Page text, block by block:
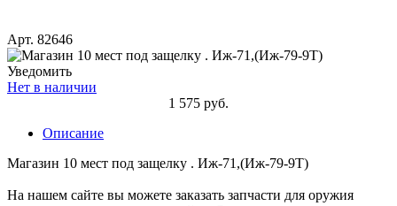
Арт. 82646
Уведомить
Нет в наличии
1 575 руб.
Описание
Магазин 10 мест под защелку . Иж-71,(Иж-79-9Т)
На нашем сайте вы можете заказать запчасти для оружия